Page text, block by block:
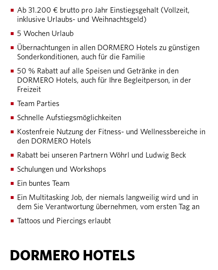
Ab 31.200 € brutto pro Jahr Einstiegsgehalt (Vollzeit,
inklusive Urlaubs- und Weihnachtsgeld)
5 Wochen Urlaub
Übernachtungen in allen DORMERO Hotels zu günstigen
Sonderkonditionen, auch für die Familie
50 % Rabatt auf alle Speisen und Getränke in den
DORMERO Hotels, auch für Ihre Begleitperson, in der
Freizeit
Team Parties
Schnelle Aufstiegsmöglichkeiten
Kostenfreie Nutzung der Fitness- und Wellnessbereiche in
den DORMERO Hotels
Rabatt bei unseren Partnern Wöhrl und Ludwig Beck
Schulungen und Workshops
Ein buntes Team
Ein Multitasking Job, der niemals langweilig wird und in
dem Sie Verantwortung übernehmen, vom ersten Tag an
Tattoos und Piercings erlaubt
DORMERO HOTELS